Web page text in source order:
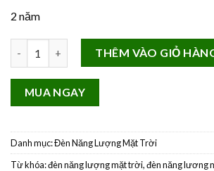
2 năm
Đèn Pha Năng Lượng Mặt Trời Solar
THÊM VÀO GIỎ
MUA NGAY
Danh mục:Đèn Năng Lượng Mặt Trời
Từ khóa:đèn năng lượng mặt trời,đèn năng lương